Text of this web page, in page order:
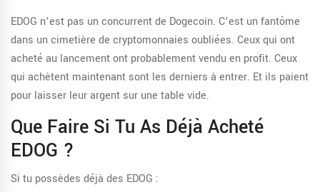
EDOG n’est pas un concurrent de Dogecoin. C’est un fantôme
dans un cimetière de cryptomonnaies oubliées. Ceux qui ont
acheté au lancement ont probablement vendu en profit. Ceux
qui achètent maintenant sont les derniers à entrer. Et ils paient
pour laisser leur argent sur une table vide.
Que Faire Si Tu As Déjà Acheté
EDOG ?
Si tu possèdes déjà des EDOG :